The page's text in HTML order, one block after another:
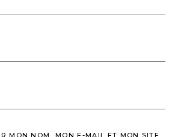
MON NOM, MON E-MAIL ET MON SITE